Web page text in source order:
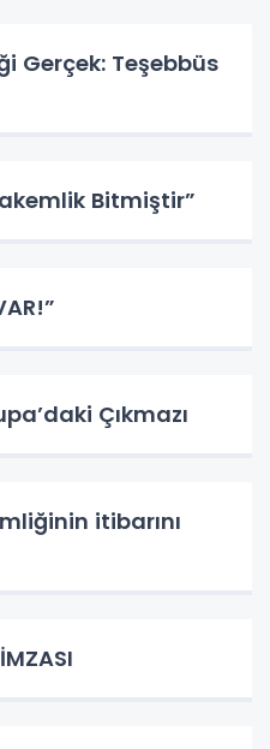
Gerçek: Teşebbüs
Bitmiştir”
Çıkmazı
itibarını